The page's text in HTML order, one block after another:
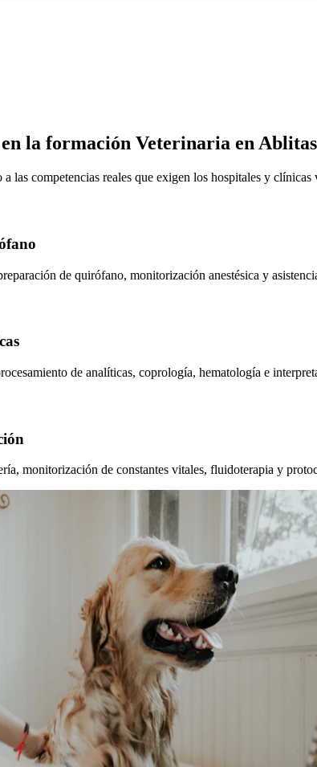
la formación Veterinaria en Ablitas
las competencias reales que exigen los hospitales y clínicas
de quirófano, monitorización anestésica y
de analíticas, coprología, hematología e
monitorización de constantes vitales, fluidoterapia y